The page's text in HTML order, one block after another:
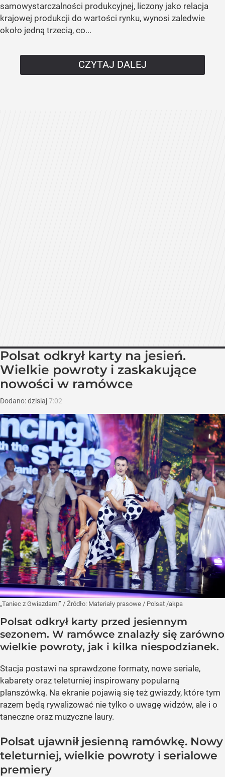
samowystarczalności produkcyjnej, liczony jako relacja
krajowej produkcji do wartości rynku, wynosi zaledwie
około jedną trzecią, co...
CZYTAJ DALEJ
Polsat odkrył karty na jesień.
Wielkie powroty i zaskakujące
nowości w ramówce
Dodano:dzisiaj7:02
„Taniec z Gwiazdami” / Źródło: Materiały prasowe / Polsat /akpa
Polsat odkrył karty przed jesiennym
sezonem. W ramówce znalazły się zarówno
wielkie powroty, jak i kilka niespodzianek.
Stacja postawi na sprawdzone formaty, nowe seriale,
kabarety oraz teleturniej inspirowany popularną
planszówką. Na ekranie pojawią się też gwiazdy, które tym
razem będą rywalizować nie tylko o uwagę widzów, ale i o
taneczne oraz muzyczne laury.
Polsat ujawnił jesienną ramówkę. Nowy
teleturniej, wielkie powroty i serialowe
premiery